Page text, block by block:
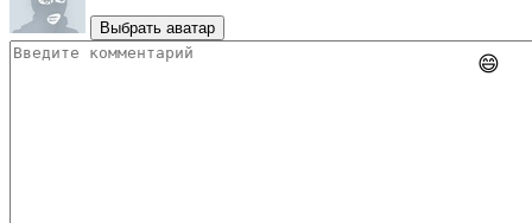
Выбрать аватар
😄